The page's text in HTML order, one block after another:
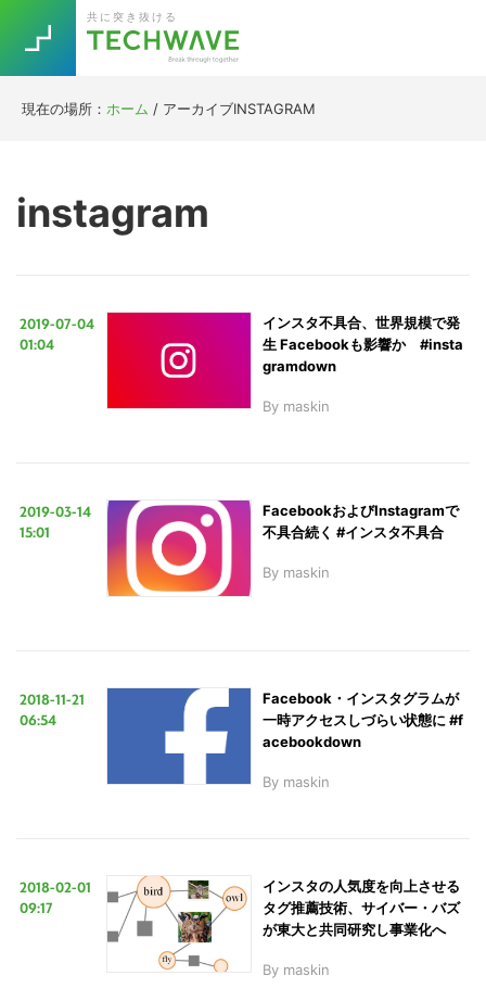
primary
navigation
main
content
primary
sidebar
footer
共に突き抜ける
現在の場所： ホーム / アーカイブINSTAGRAM
instagram
2019-07-04
01:04
インスタ不具合、世界規模で発
生 Facebookも影響か #insta
gramdown
By maskin
2019-03-14
15:01
FacebookおよびInstagramで
不具合続く #インスタ不具合
By maskin
2018-11-21
06:54
Facebook・インスタグラムが
一時アクセスしづらい状態に #f
acebookdown
By maskin
2018-02-01
09:17
インスタの人気度を向上させる
タグ推薦技術、サイバー・バズ
が東大と共同研究し事業化へ
By maskin
RE:LIFE
Re:Work
暗号資産
VR/AR
[Startup]
[Voice Edition]
特集
Block Data Bank